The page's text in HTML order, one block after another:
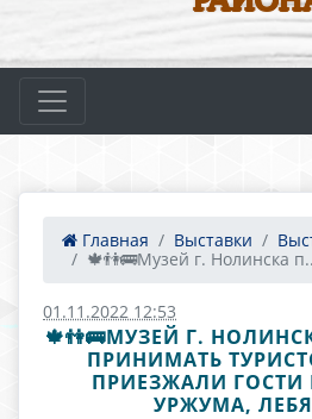
Главная Выставки
🍁👫🚌Музей г. Нолинска
01.11.2022 12:53
🍁👫🚌МУЗЕЙ Г.
ПРИНИМАТЬ
ПРИЕЗЖАЛИ ГОСТИ
УРЖУМА,